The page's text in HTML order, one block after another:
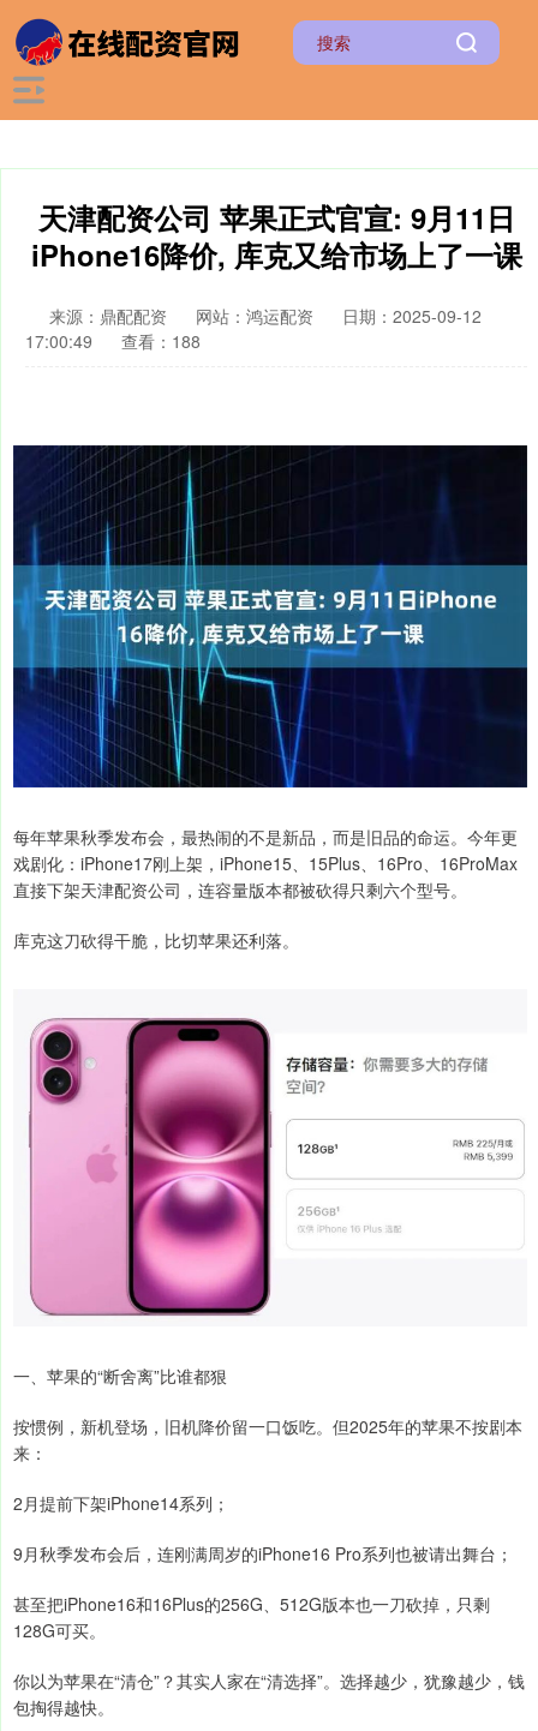
天津配资公司 苹果正式官宣: 9月11日
iPhone16降价, 库克又给市场上了一课
来源：鼎配配资 网站：鸿运配资
日期：2025-09-12
17:00:49
查看：188
每年苹果秋季发布会，最热闹的不是新品，而是旧品的命运。今年更
戏剧化：iPhone17刚上架，iPhone15、15Plus、16Pro、16ProMax
直接下架天津配资公司，连容量版本都被砍得只剩六个型号。
库克这刀砍得干脆，比切苹果还利落。
一、苹果的“断舍离”比谁都狠
按惯例，新机登场，旧机降价留一口饭吃。但2025年的苹果不按剧本
来：
2月提前下架iPhone14系列；
9月秋季发布会后，连刚满周岁的iPhone16 Pro系列也被请出舞台；
甚至把iPhone16和16Plus的256G、512G版本也一刀砍掉，只剩
128G可买。
你以为苹果在“清仓”？其实人家在“清选择”。选择越少，犹豫越少，钱
包掏得越快。